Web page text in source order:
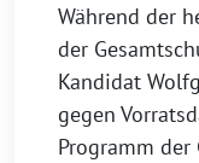
Während der
der
Kandidat
gegen
Programm der